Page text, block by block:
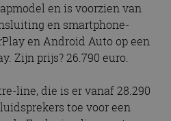
en is voorzien van
en smartphone-
en Android Auto op een
Zijn prijs? 26.790 euro.
line, die is er vanaf 28.290
toe voor een